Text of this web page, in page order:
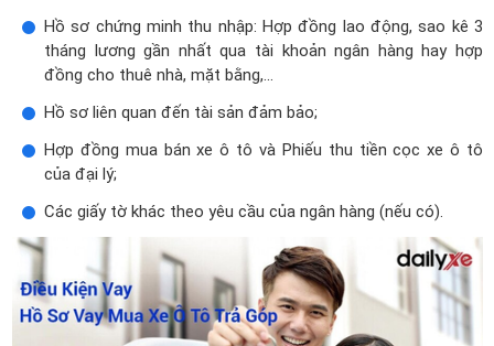
Hồ sơ chứng minh thu nhập: Hợp đồng lao động, sao kê 3
tháng lương gần nhất qua tài khoản ngân hàng hay hợp
đồng cho thuê nhà, mặt bằng,...
Hồ sơ liên quan đến tài sản đảm bảo;
Hợp đồng mua bán xe ô tô và Phiếu thu tiền cọc xe ô tô
của đại lý;
Các giấy tờ khác theo yêu cầu của ngân hàng (nếu có).